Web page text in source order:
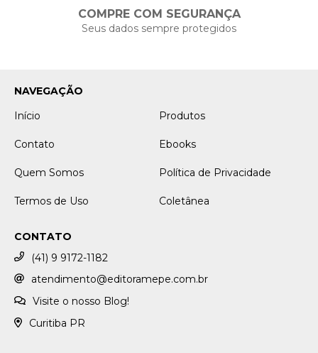
COMPRE COM SEGURANÇA
Seus dados sempre protegidos
NAVEGAÇÃO
Início
Produtos
Contato Ebooks
Quem Somos Política de Privacidade
Termos de Uso Coletânea
CONTATO
(41) 9 9172-1182
atendimento@editoramepe.com.br
Visite o nosso Blog!
Curitiba PR